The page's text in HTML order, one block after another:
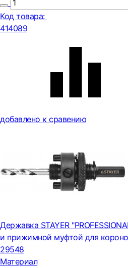
Код товара:
414089
добавлено к сравению
Державка STAYER
и прижимной муфтой для
29548
Материал